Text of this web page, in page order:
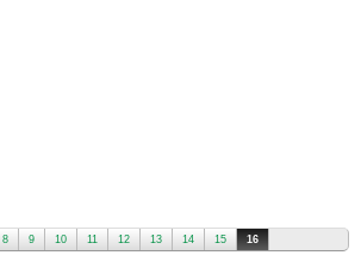
8 9 10 11 12 13 14 15 16